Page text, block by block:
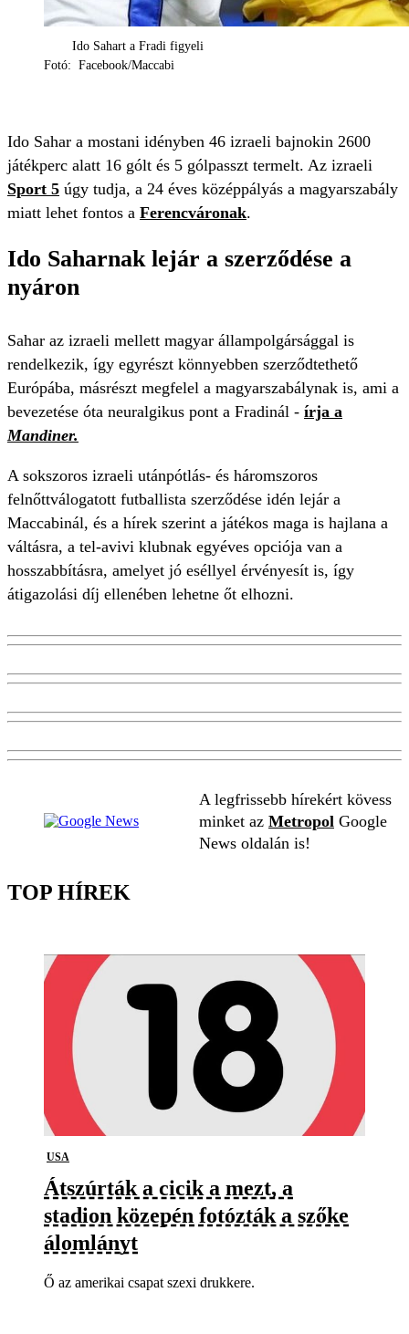
Ido Sahart a Fradi figyeli
Fotó: Facebook/Maccabi
Ido Sahar a mostani idényben 46 izraeli bajnokin 2600
játékperc alatt 16 gólt és 5 gólpasszt termelt. Az izraeli
Sport 5 úgy tudja, a 24 éves középpályás a magyarszabály
miatt lehet fontos a Ferencváronak.
Ido Saharnak lejár a szerződése a
nyáron
Sahar az izraeli mellett magyar állampolgársággal is
rendelkezik, így egyrészt könnyebben szerződtethető
Európába, másrészt megfelel a magyarszabálynak is, ami a
bevezetése óta neuralgikus pont a Fradinál - írja a
Mandiner.
A sokszoros izraeli utánpótlás- és háromszoros
felnőttválogatott futballista szerződése idén lejár a
Maccabinál, és a hírek szerint a játékos maga is hajlana a
váltásra, a tel-avivi klubnak egyéves opciója van a
hosszabbításra, amelyet jó eséllyel érvényesít is, így
átigazolási díj ellenében lehetne őt elhozni.
A legfrissebb hírekért kövess
minket az Metropol Google
News oldalán is!
TOP HÍREK
USA
Átszúrták a cicik a mezt, a
stadion közepén fotózták a szőke
álomlányt
Ő az amerikai csapat szexi drukkere.